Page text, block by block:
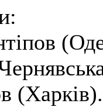
(Харків).